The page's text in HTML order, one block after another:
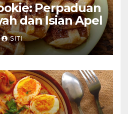
Perpaduan
dan Isian Apel
SITI